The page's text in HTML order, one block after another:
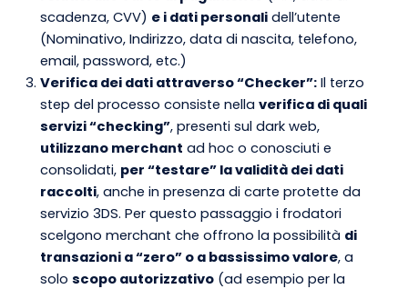
scadenza, CVV) e i dati personali dell’utente
(Nominativo, Indirizzo, data di nascita, telefono,
email, password, etc.)
Verifica dei dati attraverso “Checker”: Il terzo
step del processo consiste nella verifica di quali
servizi “checking”, presenti sul dark web,
utilizzano merchant ad hoc o conosciuti e
consolidati, per “testare” la validità dei dati
raccolti, anche in presenza di carte protette da
servizio 3DS. Per questo passaggio i frodatori
scelgono merchant che offrono la possibilità di
transazioni a “zero” o a bassissimo valore, a
solo scopo autorizzativo (ad esempio per la